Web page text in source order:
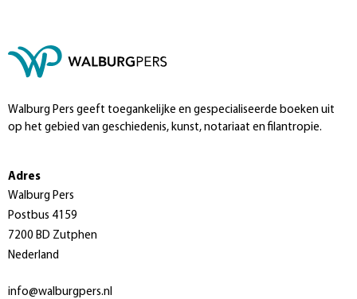
Walburg Pers geeft toegankelijke en gespecialiseerde boeken uit
op het gebied van geschiedenis, kunst, notariaat en filantropie.
Adres
Walburg Pers
Postbus 4159
7200 BD Zutphen
Nederland
info@walburgpers.nl